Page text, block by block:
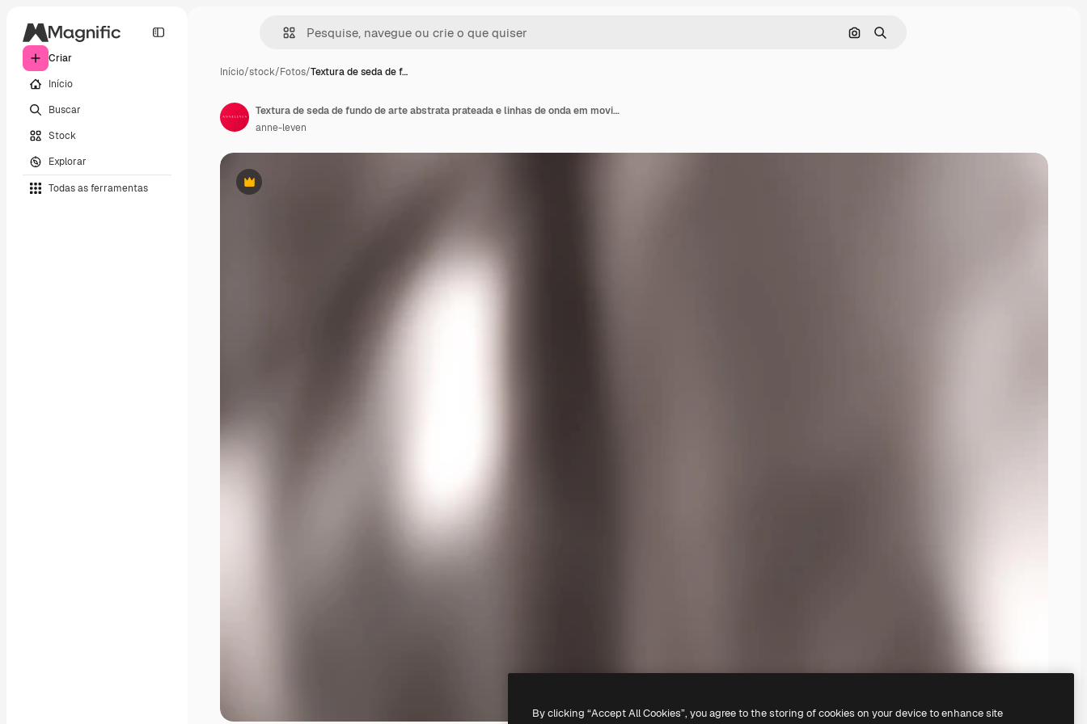
Criar
Início
Buscar
Stock
Explorar
Todas as ferramentas
Pesquisar por imagem
Buscar
Início/stock/Fotos/Textura de seda de f…
Premium
Textura de seda de fundo de arte abstrata prateada e linhas de onda em movimento para design clássico de luxo
anne-leven
By clicking “Accept All Cookies”, you agree to the storing of cookies on your device to enhance site